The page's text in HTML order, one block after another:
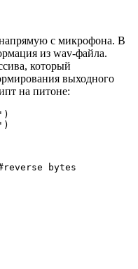
с микрофона. В
из wav-файла.
который
выходного
на питоне:
bytes